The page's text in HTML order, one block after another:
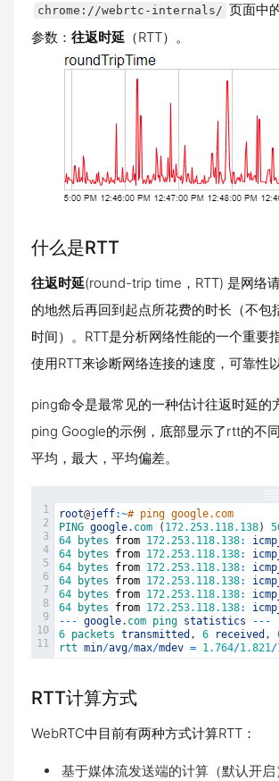
chrome://webrtc-internals/ 页面中
参数： 往返时延 （RTT）。
什么是RTT
往返时延(round-trip time，RTT) 是网络
的地然后再回到起点所花费的时长（不包
时间）。RTT是分析网络性能的一个重要
使用RTT来诊断网络连接的速度，可靠性
ping命令是最常见的一种估计往返时延的
ping Google的示例，底部显示了rtt的不
平均，最大，平均偏差。
1
2
3
4
5
6
7
8
9
10
11
root@jeff:~# ping google.com
PING google. com ( 172.253.118.138)
64
bytes from 172.253.118.138:
64
bytes from 172.253.118.138:
64
bytes from 172.253.118.138:
64
bytes from 172.253.118.138:
64
bytes from 172.253.118.138:
64
bytes from 172.253.118.138:
-- - google. com ping statistics -- -
6 packets transmitted , 6 received ,
rtt min/avg/max/mdev = 1.764/1.821/
RTT计算方式
WebRTC中目前有两种方式计算RTT：
基于媒体流发送端的计算（默认开启